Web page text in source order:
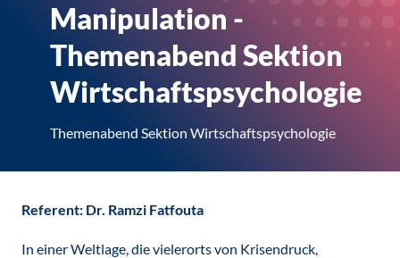
Manipulation -
Themenabend Sektion
Wirtschaftspsychologie
Themenabend Sektion Wirtschaftspsychologie
Referent: Dr. Ramzi Fatfouta
In einer Weltlage, die vielerorts von Krisendruck,